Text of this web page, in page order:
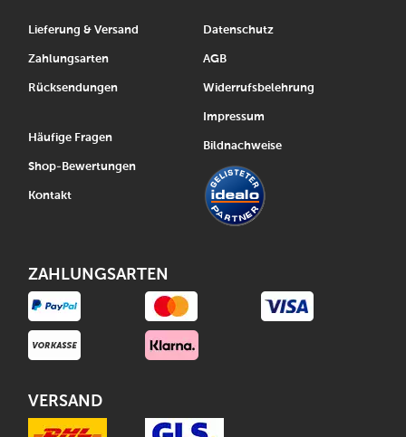
Lieferung & Versand
Zahlungsarten
Rücksendungen
Häufige Fragen
Shop-Bewertungen
Kontakt
Datenschutz
AGB
Widerrufsbelehrung
Impressum
Bildnachweise
ZAHLUNGSARTEN
VERSAND